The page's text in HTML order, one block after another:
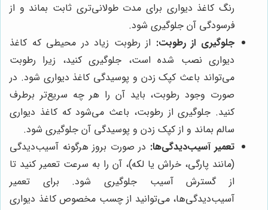
رنگ کاغذ دیواری برای مدت طولانی‌تری ثابت بماند و از
فرسودگی آن جلوگیری شود.
جلوگیری از رطوبت: از رطوبت زیاد در محیطی که کاغذ
دیواری نصب شده است، جلوگیری کنید، زیرا رطوبت
می‌تواند باعث کپک زدن و پوسیدگی کاغذ دیواری شود. در
صورت وجود رطوبت، باید آن را هر چه سریع‌تر برطرف
کنید. جلوگیری از رطوبت، باعث می‌شود که کاغذ دیواری
سالم بماند و از کپک زدن و پوسیدگی آن جلوگیری شود.
تعمیر آسیب‌دیدگی‌ها: در صورت بروز هرگونه آسیب‌دیدگی
(مانند پارگی، خراش یا لکه)، آن را به سرعت تعمیر کنید تا
از گسترش آسیب جلوگیری شود. برای تعمیر
آسیب‌دیدگی‌ها، می‌توانید از چسب مخصوص کاغذ دیواری